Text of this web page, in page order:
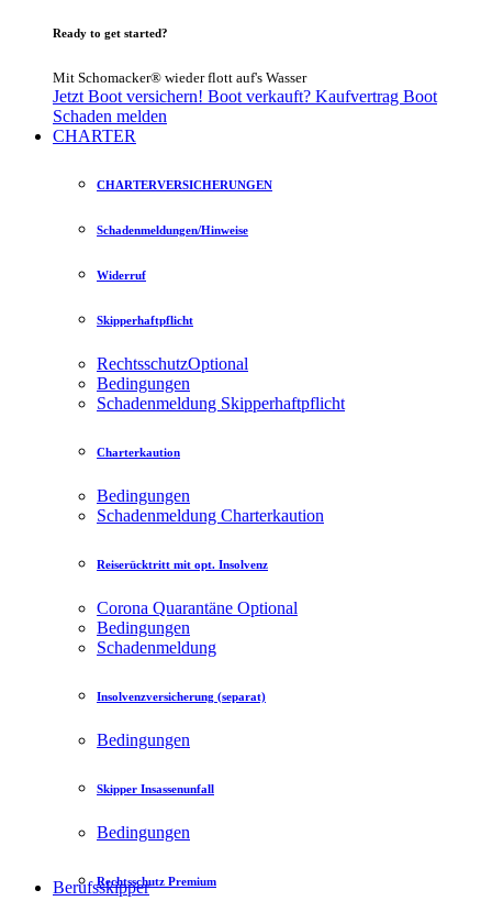
Ready to get started?
Mit Schomacker® wieder flott auf's Wasser
Jetzt Boot versichern! Boot verkauft? Kaufvertrag Boot
Schaden melden
CHARTER
CHARTERVERSICHERUNGEN
Schadenmeldungen/Hinweise
Widerruf
Skipperhaftpflicht
RechtsschutzOptional
Bedingungen
Schadenmeldung Skipperhaftpflicht
Charterkaution
Bedingungen
Schadenmeldung Charterkaution
Reiserücktritt mit opt. Insolvenz
Corona Quarantäne Optional
Bedingungen
Schadenmeldung
Insolvenzversicherung (separat)
Bedingungen
Skipper Insassenunfall
Bedingungen
Rechtsschutz Premium
Berufsskipper